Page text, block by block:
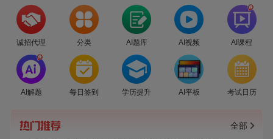
诚招代理 分类 AI题库 AI视频
爆
AI课程
爆
AI解题 每日签到 学历提升 AI平板 考试日历
全部